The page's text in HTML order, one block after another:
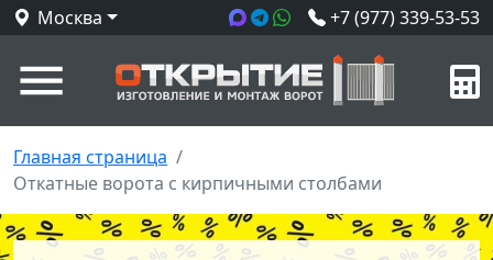
Москва +7 (977) 339-53-53
Главная страница /
Откатные ворота с кирпичными столбами